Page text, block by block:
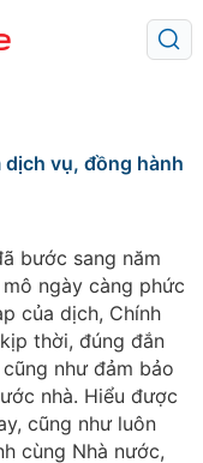
dịch vụ, đồng hành
bước sang năm
ngày càng phức
của dịch, Chính
thời, đúng đắn
như đảm bảo
nhà. Hiểu được
cũng như luôn
cùng Nhà nước,